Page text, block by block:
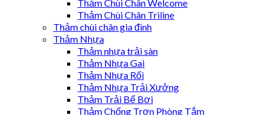
Thảm Chùi Chân Welcome
Thảm Chùi Chân Triline
Thảm chùi chân gia đình
Thảm Nhựa
Thảm nhựa trải sàn
Thảm Nhựa Gai
Thảm Nhựa Rối
Thảm Nhựa Trải Xưởng
Thảm Trải Bể Bơi
Thảm Chống Trơn Phòng Tắm